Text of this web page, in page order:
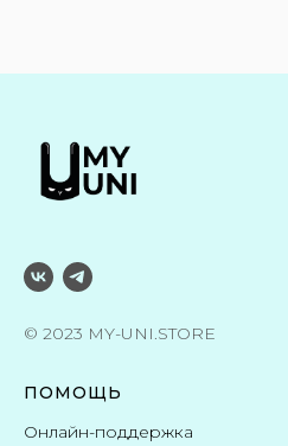
© 2023 MY-UNI.STORE
ПОМОЩЬ
Онлайн-поддержка